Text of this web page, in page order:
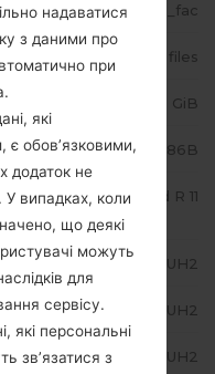
u4o8o092_fac
4 files
7.32 GiB
Samsung SM-N986B
Android R 11
N986BXXU3DUH2
N986BOXM3DUH2
N986BXXU3DUH2
надаватися
з даними про
при
які
обов’язковими,
додаток не
У випадках, коли
що деякі
можуть
для
сервісу.
які персональні
зв’язатися з